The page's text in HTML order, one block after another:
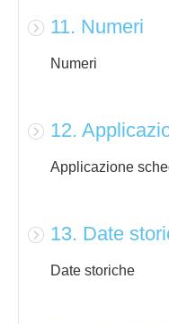
11. Numeri
Numeri
12.
Applicazione
13. Date
Date storiche